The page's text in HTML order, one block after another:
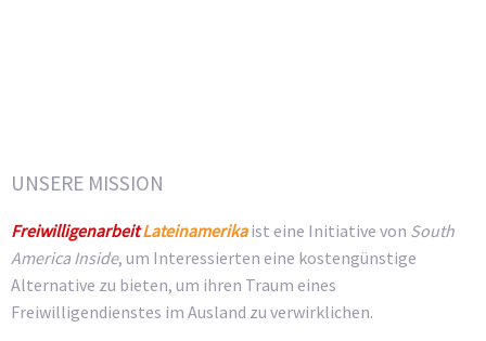
UNSERE MISSION
FreiwilligenarbeitLateinamerikaist eine Initiative von South
America Inside, um Interessierten eine kostengünstige
Alternative zu bieten, um ihren Traum eines
Freiwilligendienstes im Ausland zu verwirklichen.